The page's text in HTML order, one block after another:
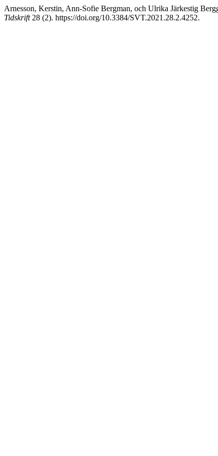
Arnesson, Kerstin, Ann-Sofie Bergman, och Ulrika Järkestig
Tidskrift28 (2). https://doi.org/10.3384/SVT.2021.28.2.4252.